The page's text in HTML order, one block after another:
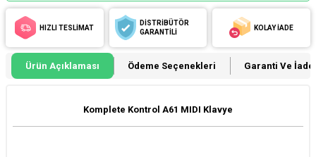
HIZLI TESLİMAT
DİSTRİBÜTÖR
GARANTİLİ
KOLAY İADE
Ürün Açıklaması Ödeme Seçenekleri Garanti Ve İade
Komplete Kontrol A61 MIDI Klavye